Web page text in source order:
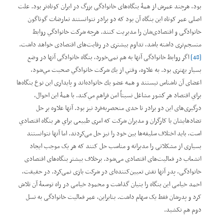
بود، هرچند عمرش از همۀ بنگاه‌های خانوادگی بزرگ در ایران کوتاه‌تر بود. علت
اصلی عمر کوتاه این بنگاه آن بود که دو برادر نتوانستند تعارضات گوناگون
خانوادگی و اقتصادی‌شان را مدیریت کنند. هرچه شركت خانوادگي روابط
منسجم‌تری داشته باشد، تداوم بیشتری در رقابت‌های اقتصادی خواهد داشت.
[48]
اگر روابط خانوادگی آنها به هم نمی‌خورد، بنگاه خانوادگی آنها در وضع
بسیار بهتری بود. به‌ علاوه، وقتي از يك شركت خانوادگي صحبت مي‌شود،
اعضای آن ناشناس نيستند و همه عضو يك خانواده‌اند و پایداری این نوع بنگاه‌ها
براي اقتصاد هر كشور مشاغل نسبتاً امن فراهم مي‌كند. با همۀ اين احوال،
درگیری‌های اين دو برادر تا حدی منحصربه‌فرد نیز بود. آنها علاوه بر حل
تضادهایشان با کارگران و مدیران شرکت که امری طبیعی براي هر بنگاه اقتصادي
است، باید اختلاف سليقه‌‌ها بین خود را نیز حل ‌می‌کردند. اما آنها نتوانستند
بسیاری از مشکلاتی را مدبرانه و مناسب حل کنند که هر یک موجب ایجاد
انشعاب در فعالیت‌های اقتصادی می‌شود. برخلاف بیشتر بنگاه‌های اقتصادی
خانوادگی، پدر آنها نقش تعیین‌کننده‌ای در شرکت بازی نمی‌کرد. در حقیقت،
احمد خیامی این بنگاه را بنیان گذاشت و محمود خیامی در راه توسعۀ آن تلاش
کرد و پدرشان فقط یک سهام داشت. بنابراین، عمر فعالیت خانوادگی به نسل
دوم هم نکشید.